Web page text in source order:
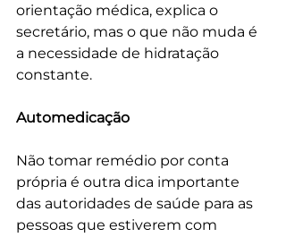
orientação médica, explica o
secretário, mas o que não muda é
a necessidade de hidratação
constante.
Automedicação
Não tomar remédio por conta
própria é outra dica importante
das autoridades de saúde para as
pessoas que estiverem com